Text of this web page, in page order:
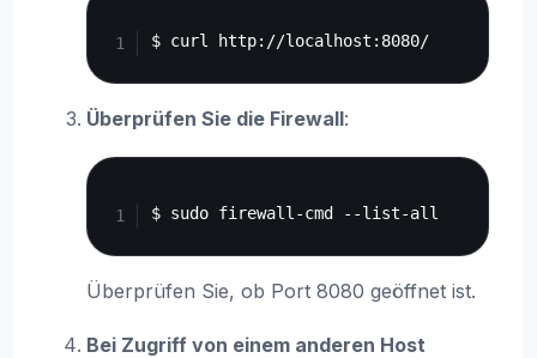
Überprüfen Sie die Firewall:
Überprüfen Sie, ob Port 8080 geöffnet ist.
Bei Zugriff von einem anderen Host